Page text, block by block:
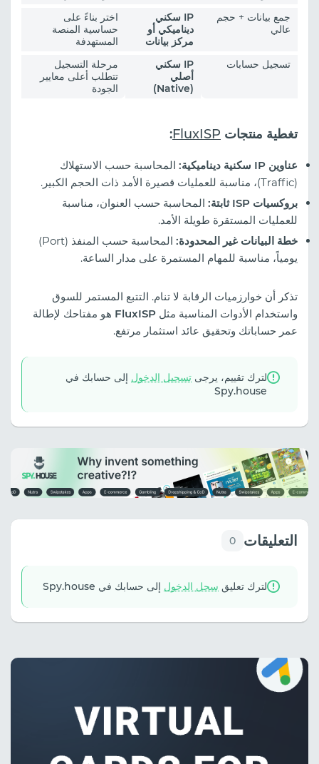
جمع بيانات + حجم
عالي
IP سكني
ديناميكي أو
مركز بيانات
اختر بناءً على
حساسية المنصة
المستهدفة
تسجيل حسابات
IP سكني
أصلي
(Native)
مرحلة التسجيل
تتطلب أعلى معايير
الجودة
تغطية منتجات FluxISP
:
عناوين IP سكنية ديناميكية:
المحاسبة حسب الاستهلاك
(Traffic)، مناسبة للعمليات قصيرة الأمد ذات الحجم الكبير.
بروكسيات ISP ثابتة:
المحاسبة حسب العنوان، مناسبة
للعمليات المستقرة طويلة الأمد.
خطة البيانات غير المحدودة:
المحاسبة حسب المنفذ (Port)
يومياً، مناسبة للمهام المستمرة على مدار الساعة.
تذكر أن خوارزميات الرقابة لا تنام. التتبع المستمر للسوق
واستخدام الأدوات المناسبة مثل FluxISP هو مفتاحك لإطالة
عمر حساباتك وتحقيق عائد استثمار مرتفع.
لترك تقييم، يرجى تسجيل الدخول إلى حسابك في
Spy.house
التعليقات 0
لترك تعليق سجل الدخول إلى حسابك في Spy.house